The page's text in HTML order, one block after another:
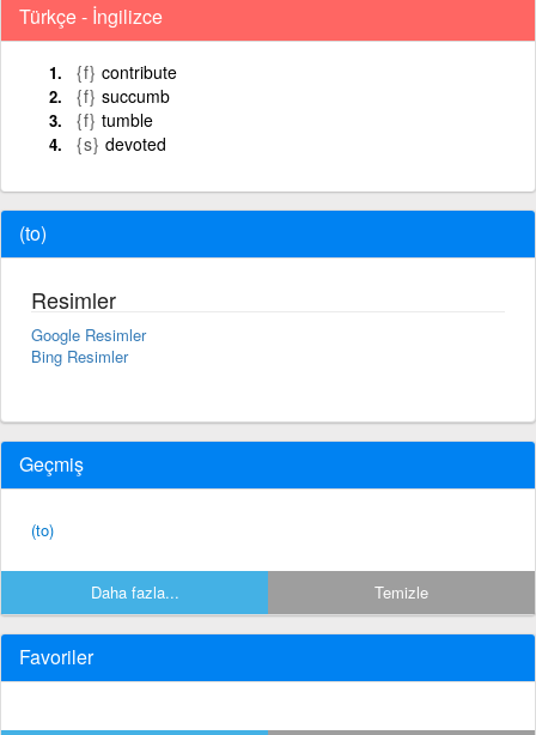
Türkçe - İngilizce
{f} contribute
{f} succumb
{f} tumble
{s} devoted
(to)
Resimler
Google Resimler
Bing Resimler
Geçmiş
(to)
Daha fazla... Temizle
Favoriler